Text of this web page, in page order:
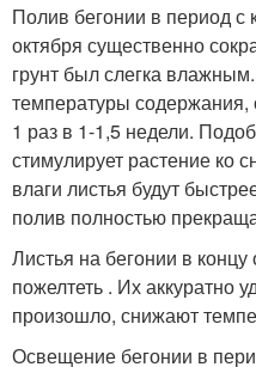
Полив бегонии в период с
октября существенно
грунт был слегка
температуры
1 раз в 1-1,5 недели.
стимулирует растение ко
влаги листья будут
полив полностью
Листья на бегонии в
пожелтеть . Их аккуратно
произошло, снижают
Освещение бегонии в